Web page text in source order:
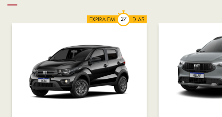
EXPIRA EM DIAS